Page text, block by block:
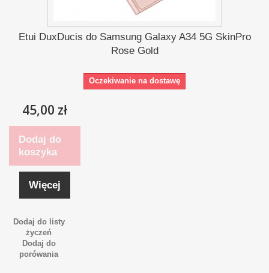
Etui DuxDucis do Samsung Galaxy A34 5G SkinPro
Rose Gold
Oczekiwanie na dostawę
45,00 zł
Dodaj do
koszyka
Więcej
Dodaj do listy
życzeń
Dodaj do
porówania